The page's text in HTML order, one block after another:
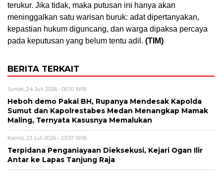
terukur. Jika tidak, maka putusan ini hanya akan
meninggalkan satu warisan buruk: adat dipertanyakan,
kepastian hukum diguncang, dan warga dipaksa percaya
pada keputusan yang belum tentu adil. (TIM)
BERITA TERKAIT
Jumat, 24 Juli 2026 - 00:10 WIB
Heboh demo Pakai BH, Rupanya Mendesak Kapolda
Sumut dan Kapolrestabes Medan Menangkap Mamak
Maling, Ternyata Kasusnya Memalukan
Kamis, 23 Juli 2026 - 23:57 WIB
Terpidana Penganiayaan Dieksekusi, Kejari Ogan Ilir
Antar ke Lapas Tanjung Raja